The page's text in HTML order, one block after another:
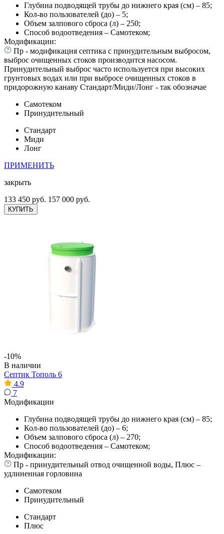
Глубина подводящей трубы до нижнего края (см) – 85;
Кол-во пользователей (до) – 5;
Объем залпового сброса (л) – 250;
Способ водоотведения – Самотеком;
Модификации:
Пр - модификация септика с принудительным выбросом,
выброс очищенных стоков производится насосом.
Принудительный выброс часто используется при высоких
грунтовых водах или при выбросе очищенных стоков в
придорожную канаву Стандарт/Миди/Лонг - так обозначае
Самотеком
Принудительный
Стандарт
Миди
Лонг
ПРИМЕНИТЬ
закрыть
133 450 руб. 157 000 руб.
КУПИТЬ
-10%
В наличии
Септик Тополь 6
4.9
7
Модификации
Глубина подводящей трубы до нижнего края (см) – 85;
Кол-во пользователей (до) – 6;
Объем залпового сброса (л) – 270;
Способ водоотведения – Самотеком;
Модификации:
Пр - принудительный отвод очищенной воды, Плюс –
удлиненная горловина
Самотеком
Принудительный
Стандарт
Плюс